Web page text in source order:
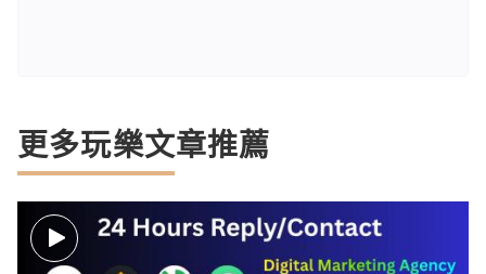
更多玩樂文章推薦